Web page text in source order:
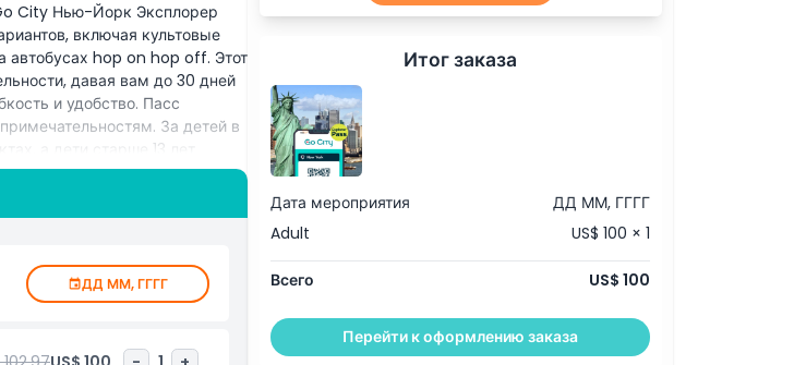
City Нью-Йорк Эксплорер
включая культовые
автобусах hop on hop off. Этот
давая вам до 30 дней
и удобство. Пасс
За детей в
а дети старше 13 лет
быть использован в
экономичным и гибким
увидеть все главные
повлиять на доступность.
ДД ММ, ГГГГ
Итог заказа
Дата мероприятия
ДД ММ, ГГГГ
Adult
US$ 100 × 1
Всего US$ 100
Перейти к оформлению заказа